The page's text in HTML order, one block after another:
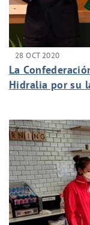
28 OCT 2020
La
Hidralia por su